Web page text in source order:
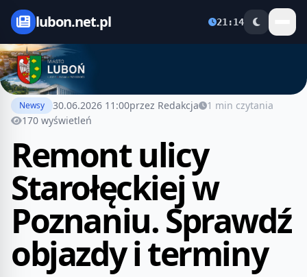
lubon.net.pl 21:14
Newsy 30.06.2026 11:00przez Redakcja
1 min czytania
170 wyświetleń
Remont ulicy
Starołęckiej w
Poznaniu. Sprawdź
objazdy i terminy